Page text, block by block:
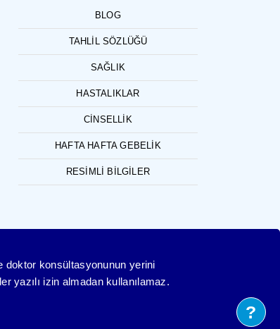
BLOG
TAHLIL SÖZLÜĞÜ
SAĞLIK
HASTALIKLAR
CINSELLIK
HAFTA HAFTA GEBELIK
RESIMLI BILGILER
doktor konsültasyonunun yerini
yazılı izin almadan kullanılamaz.
?